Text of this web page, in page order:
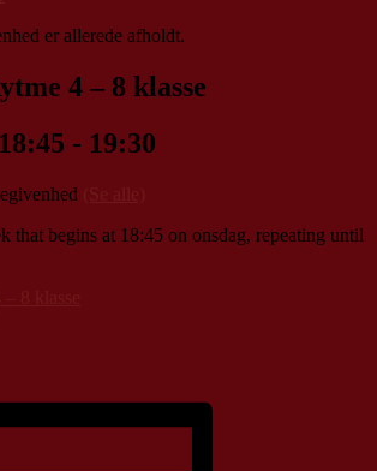
er allerede afholdt.
4 – 8 klasse
- 19:30
that begins at 18:45 on onsdag, repeating until